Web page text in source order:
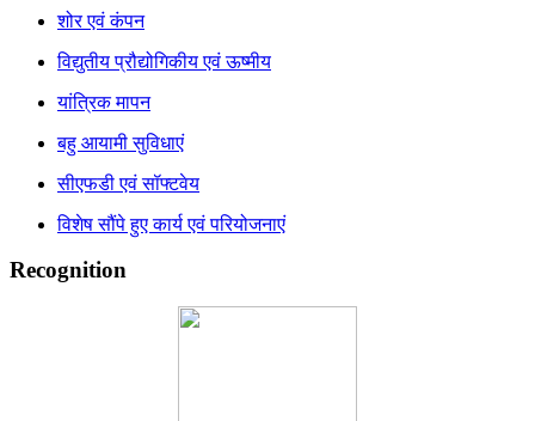
शोर एवं कंपन
विद्युतीय प्रौद्योगिकीय एवं ऊष्मीय
यांत्रिक मापन
बहु आयामी सुविधाएं
सीएफडी एवं सॉफ्टवेय
विशेष सौंपे हुए कार्य एवं परियोजनाएं
Recognition